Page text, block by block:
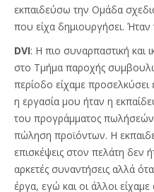
εκπαιδεύσω την Ομάδα
που είχα δημιουργήσει. Ήταν
DVI: Η πιο συναρπαστική και
στο Τμήμα παροχής
περίοδο είχαμε
η εργασία μου ήταν η
του προγράμματος πωλήσεών
πώληση προϊόντων. Η
επισκέψεις στον πελάτη δεν
αρκετές συναντήσεις αλλά
έργα, εγώ και οι άλλοι